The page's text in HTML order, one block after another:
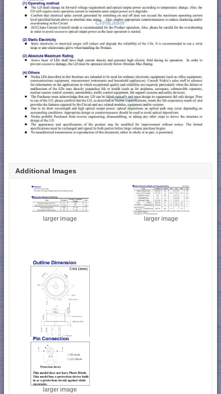
Additional Images
larger image larger image
larger image
larger image